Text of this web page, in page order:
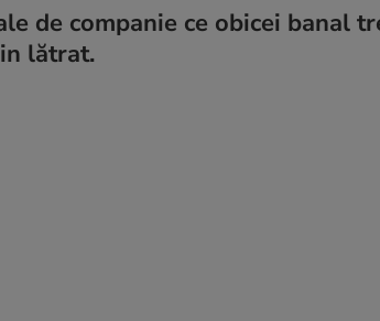
de companie ce obicei banal
lătrat.